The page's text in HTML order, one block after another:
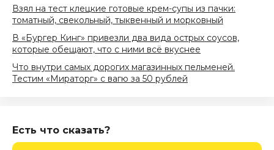
Взял на тест клецкие готовые крем-супы из пачки:
томатный, свекольный, тыквенный и морковный
В «Бургер Кинг» привезли два вида острых соусов,
которые обещают, что с ними всё вкуснее
Что внутри самых дорогих магазинных пельменей.
Тестим «Мираторг» с вагю за 50 рублей
Есть что сказать?